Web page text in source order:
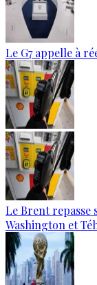
Le G7 appelle à
Le Brent repasse
Washington et